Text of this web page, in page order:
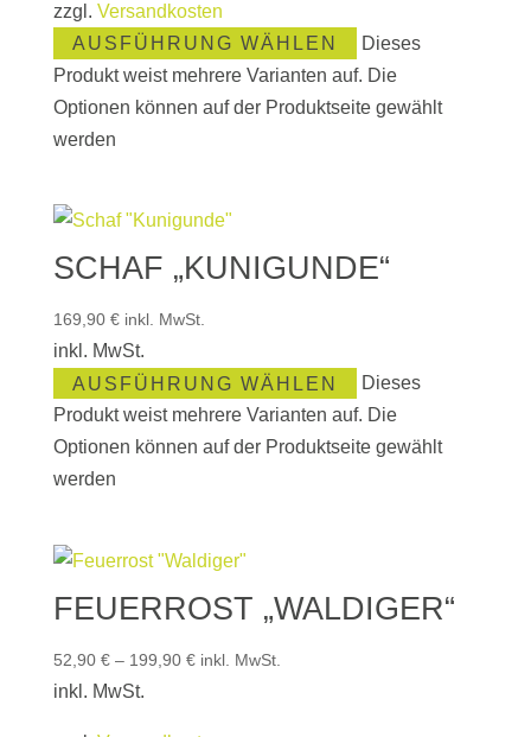
zzgl. Versandkosten
AUSFÜHRUNG WÄHLEN
Dieses
Produkt weist mehrere Varianten auf. Die
Optionen können auf der Produktseite gewählt
werden
SCHAF „KUNIGUNDE“
169,90 € inkl. MwSt.
inkl. MwSt.
AUSFÜHRUNG WÄHLEN
Dieses
Produkt weist mehrere Varianten auf. Die
Optionen können auf der Produktseite gewählt
werden
FEUERROST „WALDIGER“
52,90 €– 199,90 € inkl. MwSt.
inkl. MwSt.